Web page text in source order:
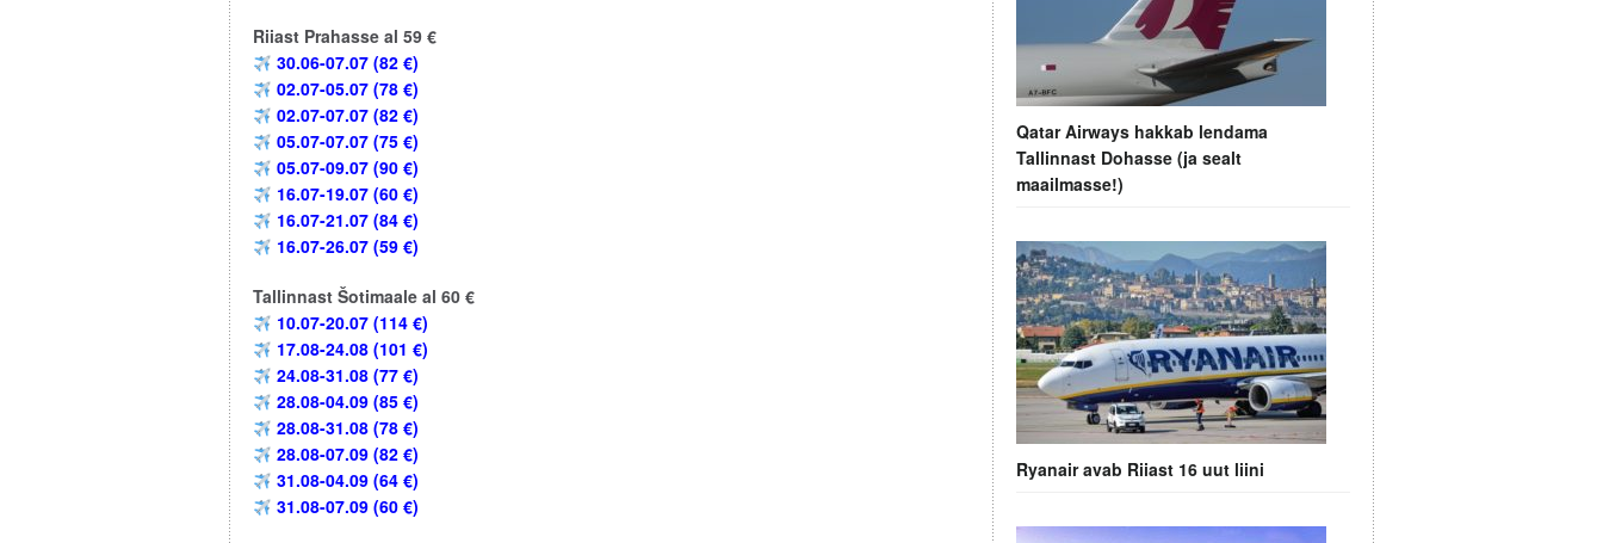
Riiast Prahasse al 59 €
30.06-07.07 (82 €)
02.07-05.07 (78 €)
02.07-07.07 (82 €)
05.07-07.07 (75 €)
05.07-09.07 (90 €)
16.07-19.07 (60 €)
16.07-21.07 (84 €)
16.07-26.07 (59 €)
Tallinnast Šotimaale al 60 €
10.07-20.07 (114 €)
17.08-24.08 (101 €)
24.08-31.08 (77 €)
28.08-04.09 (85 €)
28.08-31.08 (78 €)
28.08-07.09 (82 €)
31.08-04.09 (64 €)
31.08-07.09 (60 €)
Qatar Airways hakkab lendama
Tallinnast Dohasse (ja sealt
maailmasse!)
Ryanair avab Riiast 16 uut liini